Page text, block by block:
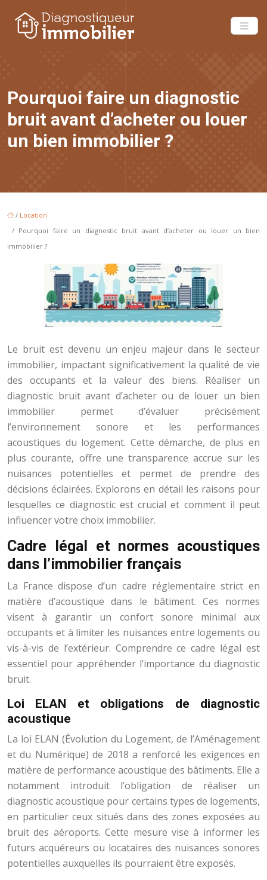
Pourquoi faire un diagnostic
bruit avant d’acheter ou louer
un bien immobilier ?
/ Location
/ Pourquoi faire un diagnostic bruit avant d’acheter ou louer un bien
immobilier ?
Le bruit est devenu un enjeu majeur dans le secteur
immobilier, impactant significativement la qualité de vie
des occupants et la valeur des biens. Réaliser un
diagnostic bruit avant d’acheter ou de louer un bien
immobilier permet d’évaluer précisément
l’environnement sonore et les performances
acoustiques du logement. Cette démarche, de plus en
plus courante, offre une transparence accrue sur les
nuisances potentielles et permet de prendre des
décisions éclairées. Explorons en détail les raisons pour
lesquelles ce diagnostic est crucial et comment il peut
influencer votre choix immobilier.
Cadre légal et normes acoustiques
dans l’immobilier français
La France dispose d’un cadre réglementaire strict en
matière d’acoustique dans le bâtiment. Ces normes
visent à garantir un confort sonore minimal aux
occupants et à limiter les nuisances entre logements ou
vis-à-vis de l’extérieur. Comprendre ce cadre légal est
essentiel pour appréhender l’importance du diagnostic
bruit.
Loi ELAN et obligations de diagnostic
acoustique
La loi ELAN (Évolution du Logement, de l’Aménagement
et du Numérique) de 2018 a renforcé les exigences en
matière de performance acoustique des bâtiments. Elle a
notamment introduit l’obligation de réaliser un
diagnostic acoustique pour certains types de logements,
en particulier ceux situés dans des zones exposées au
bruit des aéroports. Cette mesure vise à informer les
futurs acquéreurs ou locataires des nuisances sonores
potentielles auxquelles ils pourraient être exposés.